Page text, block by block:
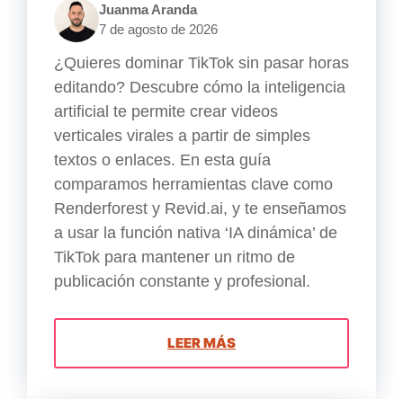
Juanma Aranda
7 de agosto de 2026
¿Quieres dominar TikTok sin pasar horas
editando? Descubre cómo la inteligencia
artificial te permite crear videos
verticales virales a partir de simples
textos o enlaces. En esta guía
comparamos herramientas clave como
Renderforest y Revid.ai, y te enseñamos
a usar la función nativa ‘IA dinámica’ de
TikTok para mantener un ritmo de
publicación constante y profesional.
LEER MÁS